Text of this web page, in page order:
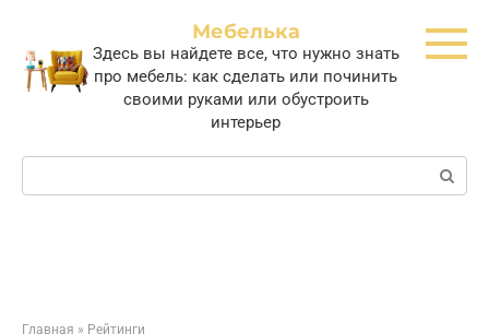
контенту
Мебелька
Здесь вы найдете все, что нужно знать
про мебель: как сделать или починить
своими руками или обустроить
интерьер
Поиск:
Главная » Рейтинги